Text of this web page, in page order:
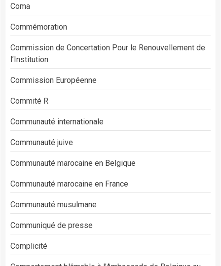
Coma
Commémoration
Commission de Concertation Pour le Renouvellement de
l’Institution
Commission Européenne
Commité R
Communauté internationale
Communauté juive
Communauté marocaine en Belgique
Communauté marocaine en France
Communauté musulmane
Communiqué de presse
Complicité